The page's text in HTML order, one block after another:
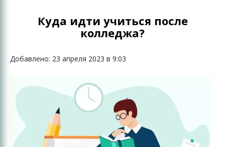
Куда идти учиться после
колледжа?
Добавлено: 23 апреля 2023 в 9:03